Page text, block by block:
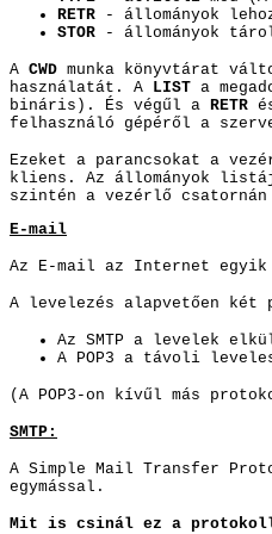
RETR
- állományok
STOR
- állományok
A CWD munka könyvtárat
használatát. A LIST a
bináris). És végűl a RETR
felhasználó gépéről a s
Ezeket a parancsokat a
kliens. Az állományok
szintén a vezérlő
E-mail
Az E-mail az Internet
A levelezés alapvetően
Az SMTP a levelek
A POP3 a távoli
(A POP3-on kívűl más
SMTP:
A Simple Mail Transfer
egymással.
Mit is csinál ez a